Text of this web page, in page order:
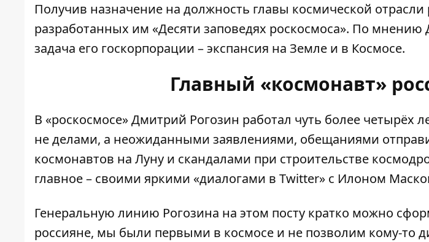
Получив назначение на должность главы космической отрасли
разработанных им «Десяти заповедях роскосмоса». По мнению
задача его госкорпорации – экспансия на Земле и в Космосе.
Главный «космонавт»
В «роскосмосе» Дмитрий Рогозин работал чуть более четырёх
не делами, а неожиданными заявлениями, обещаниями
космонавтов на Луну и скандалами при строительстве
главное – своими яркими «диалогами в Twitter» с Илоном
Генеральную линию Рогозина на этом посту кратко можно
россияне, мы были первыми в космосе и не позволим кому-то